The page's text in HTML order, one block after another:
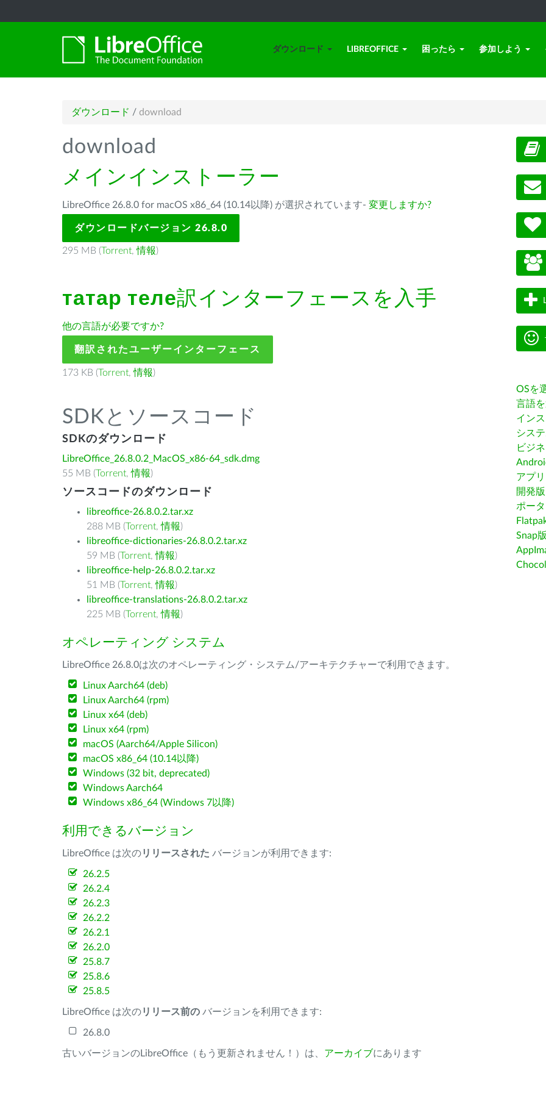
ダウンロード LIBREOFFICE 困ったら 参加しよう
ダウンロード / download
download
メインインストーラー
LibreOffice 26.8.0 for macOS x86_64 (10.14以降) が選択されています- 変更しますか?
ダウンロードバージョン 26.8.0
295 MB (Torrent,情報)
татар теле訳インターフェースを入手
他の言語が必要ですか?
翻訳されたユーザーインターフェース
173 KB (Torrent,情報)
SDKとソースコード
SDKのダウンロード
LibreOffice_26.8.0.2_MacOS_x86-64_sdk.dmg
55 MB (Torrent,情報)
ソースコードのダウンロード
libreoffice-26.8.0.2.tar.xz
288 MB (Torrent,情報)
libreoffice-dictionaries-26.8.0.2.tar.xz
59 MB (Torrent,情報)
libreoffice-help-26.8.0.2.tar.xz
51 MB (Torrent,情報)
libreoffice-translations-26.8.0.2.tar.xz
225 MB (Torrent,情報)
オペレーティング システム
LibreOffice 26.8.0は次のオペレーティング・システム/アーキテクチャーで利用できます。
Linux Aarch64 (deb)
Linux Aarch64 (rpm)
Linux x64 (deb)
Linux x64 (rpm)
macOS (Aarch64/Apple Silicon)
macOS x86_64 (10.14以降)
Windows (32 bit, deprecated)
Windows Aarch64
Windows x86_64 (Windows 7以降)
利用できるバージョン
LibreOffice は次のリリースされた バージョンが利用できます:
26.2.5
26.2.4
26.2.3
26.2.2
26.2.1
26.2.0
25.8.7
25.8.6
25.8.5
LibreOffice は次のリリース前の バージョンを利用できます:
26.8.0
古いバージョンのLibreOffice（もう更新されません！）は、 アーカイブにあります
OSを
言語
イン
シス
ビジ
アプ
開発版
ポー
Snap版